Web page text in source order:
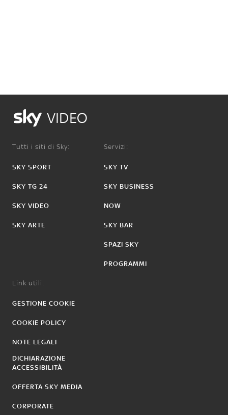
VIDEO
Tutti i siti di Sky:
SKY SPORT
SKY TG 24
SKY VIDEO
SKY ARTE
Servizi:
SKY TV
SKY BUSINESS
NOW
SKY BAR
SPAZI SKY
PROGRAMMI
Link utili:
GESTIONE COOKIE
COOKIE POLICY
NOTE LEGALI
DICHIARAZIONE
ACCESSIBILITÀ
OFFERTA SKY MEDIA
CORPORATE